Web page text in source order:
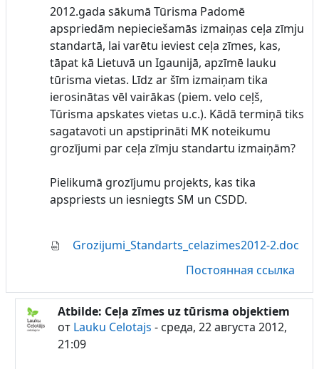
2012.gada sākumā Tūrisma Padomē
apspriedām nepieciešamās izmaiņas ceļa zīmju
standartā, lai varētu ieviest ceļa zīmes, kas,
tāpat kā Lietuvā un Igaunijā, apzīmē lauku
tūrisma vietas. Līdz ar šīm izmaiņam tika
ierosinātas vēl vairākas (piem. velo ceļš,
Tūrisma apskates vietas u.c.). Kādā termiņā tiks
sagatavoti un apstiprināti MK noteikumu
grozījumi par ceļa zīmju standartu izmaiņām?
Pielikumā grozījumu projekts, kas tika
apspriests un iesniegts SM un CSDD.
Grozijumi_Standarts_celazimes2012-2.doc
Постоянная ссылка
В ответ на Lauku Celotajs
Atbilde: Ceļa zīmes uz tūrisma objektiem
от Lauku Celotajs - среда, 22 августа 2012,
21:09